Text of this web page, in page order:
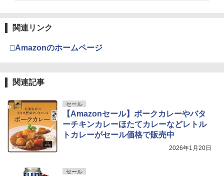
関連リンク
□Amazonのホームページ
関連記事
セール
【Amazonセール】ポークカレーやバタ
ーチキンカレーほたてカレーなどレトル
トカレーがセール価格で販売中
2026年1月20日
セール